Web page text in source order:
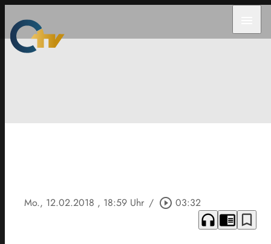
Mo., 12.02.2018 , 18:59 Uhr / play_circle_outline 03:32
headphones chrome_reader_mode bookmark_border